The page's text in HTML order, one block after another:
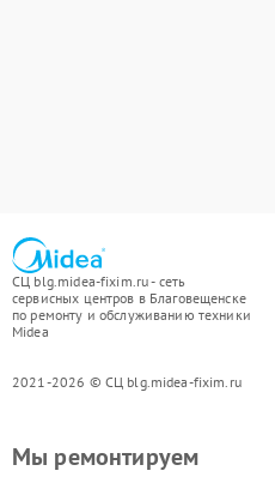
СЦ blg.midea-fixim.ru - сеть
сервисных центров в Благовещенске
по ремонту и обслуживанию техники
Midea
2021-2026 © СЦ blg.midea-fixim.ru
Мы ремонтируем